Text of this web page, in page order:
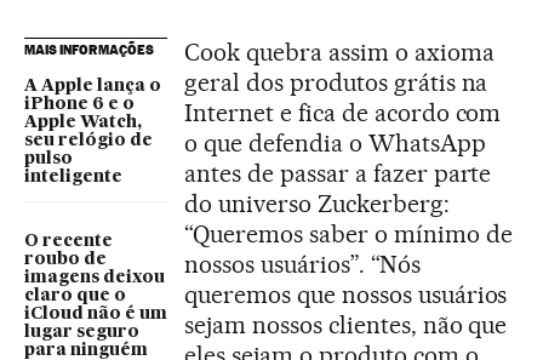
MAIS INFORMAÇÕES
A Apple lança o
iPhone 6 e o
Apple Watch,
seu relógio de
pulso
inteligente
O recente
roubo de
imagens deixou
claro que o
iCloud não é um
lugar seguro
para ninguém
Cook quebra assim o axioma
geral dos produtos grátis na
Internet e fica de acordo com
o que defendia o WhatsApp
antes de passar a fazer parte
do universo Zuckerberg:
“Queremos saber o mínimo de
nossos usuários”. “Nós
queremos que nossos usuários
sejam nossos clientes, não que